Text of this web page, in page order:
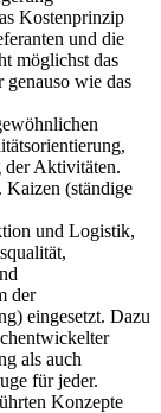
Kostenprinzip
und die
möglichst das
wie das
der Aktivitäten.
Kaizen (ständige
und Logistik,
der
eingesetzt. Dazu
als auch
für jeder.
Konzepte